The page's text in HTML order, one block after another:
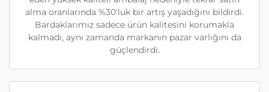
alma oranlarında %30'luk bir artış yaşadığını bildirdi.
Bardaklarımız sadece ürün kalitesini korumakla
kalmadı, aynı zamanda markanın pazar varlığını da
güçlendirdi.